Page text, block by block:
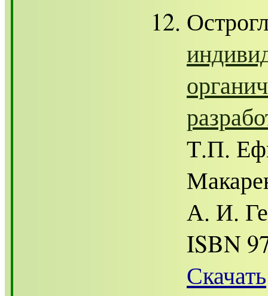
Т.П.
А. И.
ISBN
Скачать